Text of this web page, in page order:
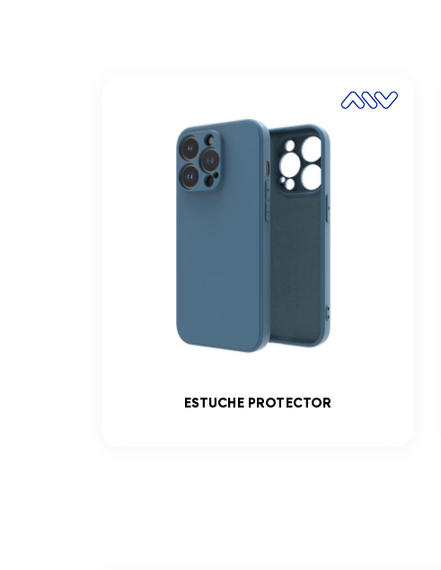
ESTUCHE PROTECTOR